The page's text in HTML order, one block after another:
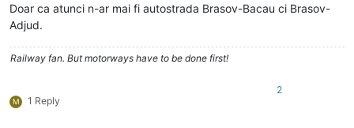
Doar ca atunci n-ar mai fi autostrada Brasov-Bacau ci Brasov-
Adjud.
Railway fan. But motorways have to be done first!
M 1 Reply
2